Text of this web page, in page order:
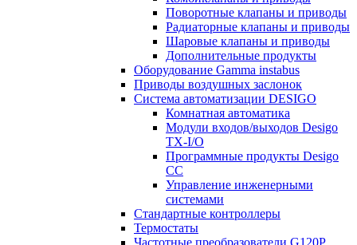
Поворотные клапаны и приводы
Радиаторные клапаны и приводы
Шаровые клапаны и приводы
Дополнительные продукты
Оборудование Gamma instabus
Приводы воздушных заслонок
Система автоматизации DESIGO
Комнатная автоматика
Модули входов/выходов Desigo
TX-I/O
Программные продукты Desigo
CC
Управление инженерными
системами
Стандартные контроллеры
Термостаты
Частотные преобразователи G120P